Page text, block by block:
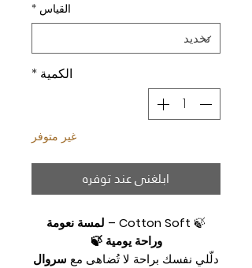
القياس *
الكمية *
غير متوفر
ابلغني عند توفره
🍃
Cotton Soft – لمسة نعومة
وراحة يومية 🍃
دلّلي نفسك براحة لا تُضاهى مع سروال